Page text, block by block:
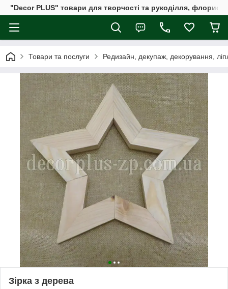
"Decor PLUS" товари для творчості та рукоділля,
Товари та послуги Редизайн, декупаж, декорування,
Зірка з дерева